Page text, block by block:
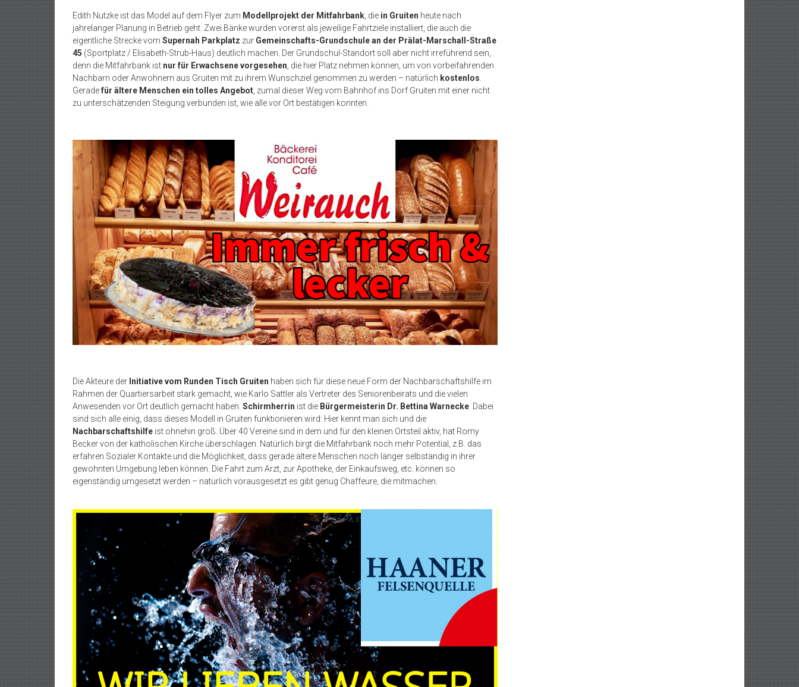
Edith Nutzke ist das Model auf dem Flyer zum Modellprojekt der Mitfahrbank , die in Gruiten heute nach
jahrelanger Planung in Betrieb geht. Zwei Bänke wurden vorerst als jeweilige Fahrtziele installiert, die auch die
eigentliche Strecke vom Supernah Parkplatz zur Gemeinschafts-Grundschule an der Prälat-Marschall-Straße
45 (Sportplatz / Elisabeth-Strub-Haus) deutlich machen. Der Grundschul-Standort soll aber nicht irreführend sein,
denn die Mitfahrbank ist nur für Erwachsene vorgesehen , die hier Platz nehmen können, um von vorbeifahrenden
Nachbarn oder Anwohnern aus Gruiten mit zu ihrem Wunschziel genommen zu werden – natürlich kostenlos
Geradefür ältere Menschen ein tolles Angebot , zumal dieser Weg vom Bahnhof ins Dorf Gruiten mit einer nicht
zu unterschätzenden Steigung verbunden ist, wie alle vor Ort bestätigen konnten.
Die Akteure der Initiative vom Runden Tisch Gruiten haben sich für diese neue Form der Nachbarschaftshilfe im
Rahmen der Quartiersarbeit stark gemacht, wie Karlo Sattler als Vertreter des Seniorenbeirats und die vielen
Anwesenden vor Ort deutlich gemacht haben. Schirmherrin ist die Bürgermeisterin Dr. Bettina Warnecke. Dabei
sind sich alle einig, dass dieses Modell in Gruiten funktionieren wird: Hier kennt man sich und die
Nachbarschaftshilfe ist ohnehin groß. Über 40 Vereine sind in dem und für den kleinen Ortsteil aktiv, hat Romy
Becker von der katholischen Kirche überschlagen. Natürlich birgt die Mitfahrbank noch mehr Potential, z.B. das
erfahren Sozialer Kontakte und die Möglichkeit, dass gerade ältere Menschen noch länger selbständig in ihrer
gewohnten Umgebung leben können. Die Fahrt zum Arzt, zur Apotheke, der Einkaufsweg, etc. können so
eigenständig umgesetzt werden – natürlich vorausgesetzt es gibt genug Chaffeure, die mitmachen.